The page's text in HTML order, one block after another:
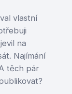
vlastní
na
Najímání
těch pár